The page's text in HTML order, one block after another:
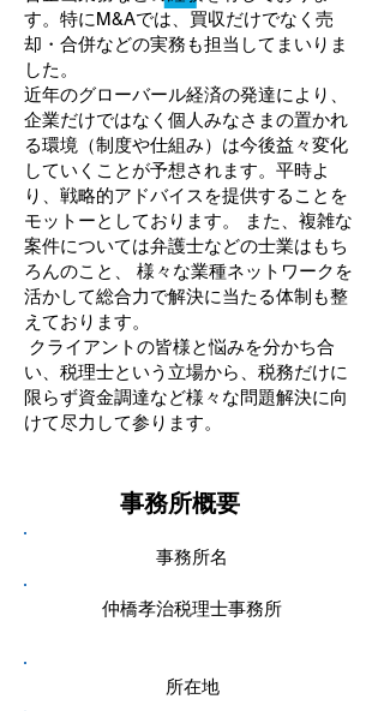
す。特にM&Aでは、買収だけでなく売
却・合併などの実務も担当してまいりま
した。
近年のグローバール経済の発達により、
企業だけではなく個人みなさまの置かれ
る環境（制度や仕組み）は今後益々変化
していくことが予想されます。平時よ
り、戦略的アドバイスを提供することを
モットーとしております。 また、複雑な
案件については弁護士などの士業はもち
ろんのこと、 様々な業種ネットワークを
活かして総合力で解決に当たる体制も整
えております。
クライアントの皆様と悩みを分かち合
い、税理士という立場から、税務だけに
限らず資金調達など様々な問題解決に向
けて尽力して参ります。
事務所概要
事務所名
仲橋孝治税理士事務所
所在地